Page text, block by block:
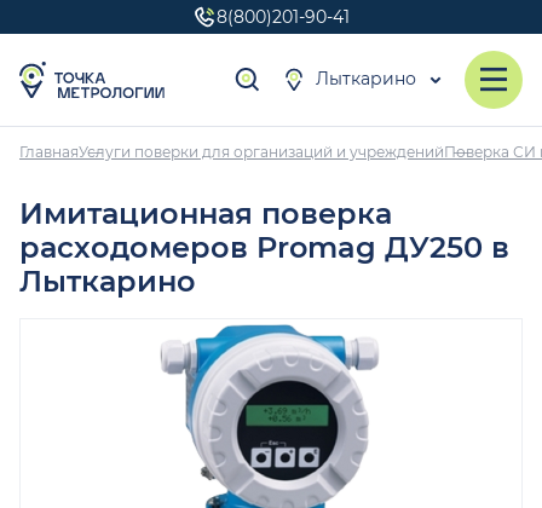
8(800)201-90-41
Лыткарино
ГлавнаяУслуги поверки для организаций и учрежденийПоверка СИ
Имитационная поверка
расходомеров Promag ДУ250 в
Лыткарино